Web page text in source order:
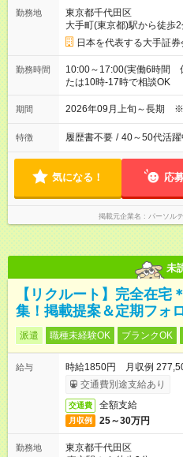
勤務地
東京都千代田区
大手町(東京都)駅から徒歩
日本を代表する大手証
勤務時間
10:00～17:00(実働6時間
たは10時-17時で相談OK
期間 2026年09月上旬～長期
特徴 履歴書不要 / 40～50代活躍
気になる！ 応
掲載元企業名 パーソル
未
【リクルート】完全在宅
集！掲載提案＆定期フォ
派遣 職種未経験OK ブランクOK
給与
時給1850円 月収例
交通費別途支給あり
交通費 全額支給
月収例 25～30万円
勤務地
東京都千代田区